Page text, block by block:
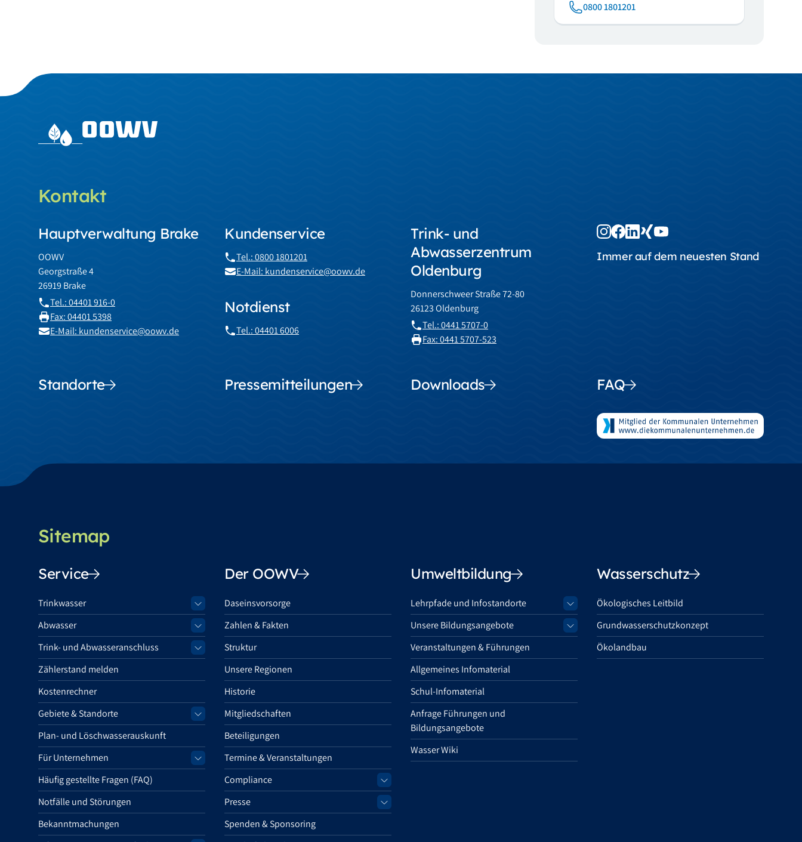
0800 1801201
Kontakt
Hauptverwaltung Brake
OOWV
Georgstraße 4
26919 Brake
Tel.: 04401 916-0
Fax: 04401 5398
E-Mail: kundenservice@oowv.de
Kundenservice
Tel.: 0800 1801201
E-Mail: kundenservice@oowv.de
Notdienst
Tel.: 04401 6006
Trink- und
Abwasserzentrum
Oldenburg
Donnerschweer Straße 72-80
26123 Oldenburg
Tel.: 0441 5707-0
Fax: 0441 5707-523
Immer auf dem neuesten Stand
Standorte Pressemitteilungen Downloads FAQ
Sitemap
Service
Trinkwasser
Abwasser
Trink- und Abwasseranschluss
Zählerstand melden
Kostenrechner
Gebiete & Standorte
Plan- und Löschwasserauskunft
Für Unternehmen
Häufig gestellte Fragen (FAQ)
Notfälle und Störungen
Bekanntmachungen
Der OOWV
Daseinsvorsorge
Zahlen & Fakten
Struktur
Unsere Regionen
Historie
Mitgliedschaften
Beteiligungen
Termine & Veranstaltungen
Compliance
Presse
Spenden & Sponsoring
Umweltbildung
Lehrpfade und Infostandorte
Unsere Bildungsangebote
Veranstaltungen & Führungen
Allgemeines Infomaterial
Schul-Infomaterial
Anfrage Führungen und
Bildungsangebote
Wasser Wiki
Wasserschutz
Ökologisches Leitbild
Grundwasserschutzkonzept
Ökolandbau